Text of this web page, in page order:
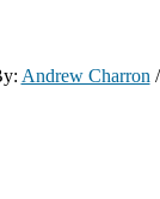
Andrew Charron